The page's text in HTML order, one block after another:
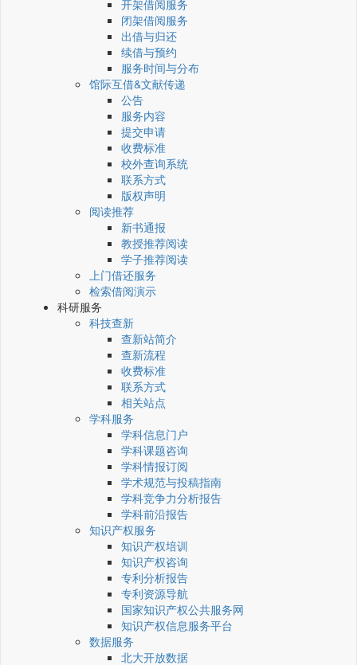
开架借阅服务
闭架借阅服务
出借与归还
续借与预约
服务时间与分布
馆际互借&文献传递
公告
服务内容
提交申请
收费标准
校外查询系统
联系方式
版权声明
阅读推荐
新书通报
教授推荐阅读
学子推荐阅读
上门借还服务
检索借阅演示
科研服务
科技查新
查新站简介
查新流程
收费标准
联系方式
相关站点
学科服务
学科信息门户
学科课题咨询
学科情报订阅
学术规范与投稿指南
学科竞争力分析报告
学科前沿报告
知识产权服务
知识产权培训
知识产权咨询
专利分析报告
专利资源导航
国家知识产权公共服务网
知识产权信息服务平台
数据服务
北大开放数据